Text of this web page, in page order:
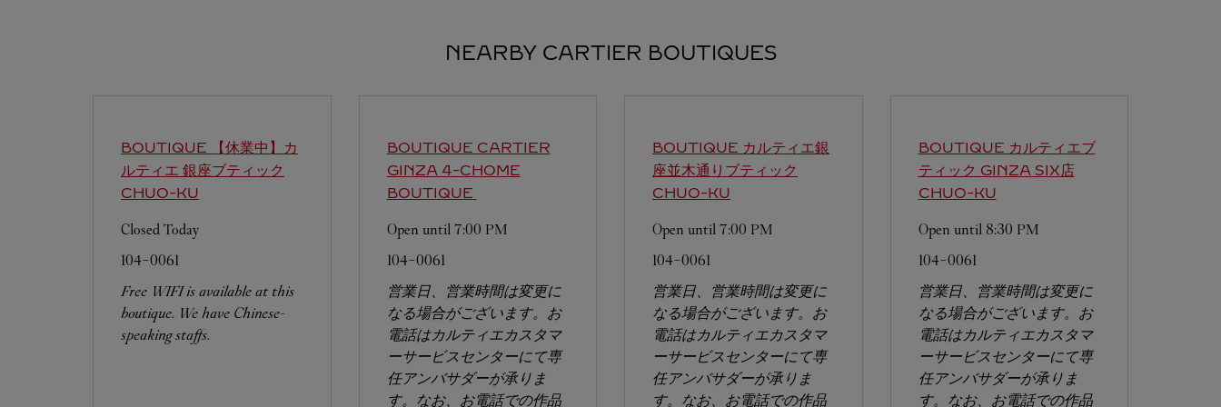
NEARBY CARTIER BOUTIQUES
BOUTIQUE 【休業中】カ
ルティエ 銀座ブティック
CHUO-KU
Closed Today
104-0061
Free WIFI is available at this
boutique. We have Chinese-
speaking staffs.
BOUTIQUE CARTIER
GINZA 4-CHOME
BOUTIQUE
Open until 7:00 PM
104-0061
営業日、営業時間は変更に
なる場合がございます。お
電話はカルティエカスタマ
ーサービスセンターにて専
任アンバサダーが承りま
す。なお、お電話での作品
BOUTIQUE カルティエ銀
座並木通りブティック
CHUO-KU
Open until 7:00 PM
104-0061
営業日、営業時間は変更に
なる場合がございます。お
電話はカルティエカスタマ
ーサービスセンターにて専
任アンバサダーが承りま
す。なお、お電話での作品
BOUTIQUE カルティエブ
ティック GINZA SIX店
CHUO-KU
Open until 8:30 PM
104-0061
営業日、営業時間は変更に
なる場合がございます。お
電話はカルティエカスタマ
ーサービスセンターにて専
任アンバサダーが承りま
す。なお、お電話での作品